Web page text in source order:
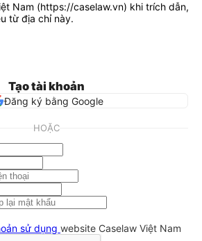
Nam (https://caselaw.vn) khi trích dẫn,
từ địa chỉ này.
Tạo tài khoản
Đăng ký bằng Google
HOẶC
sử dụng website Caselaw Việt Nam